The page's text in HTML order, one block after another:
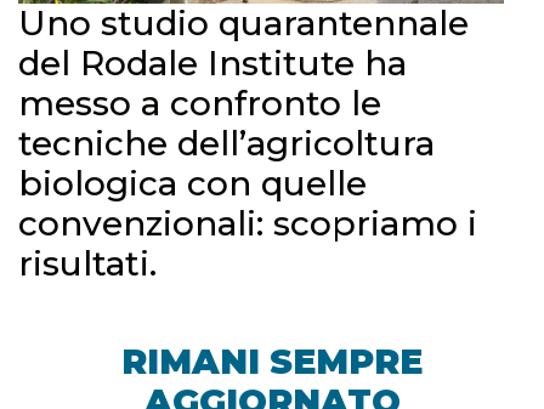
Uno studio quarantennale
del Rodale Institute ha
messo a confronto le
tecniche dell’agricoltura
biologica con quelle
convenzionali: scopriamo i
risultati.
RIMANI SEMPRE